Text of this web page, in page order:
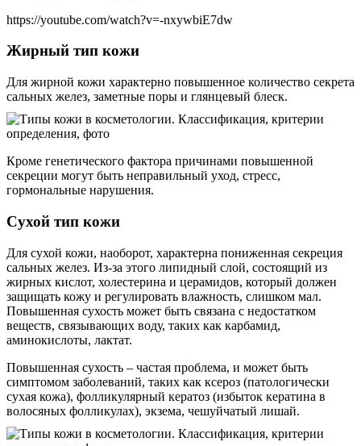
https://youtube.com/watch?v=-nxywbiE7dw
Жирный тип кожи
Для жирной кожи характерно повышенное количество секрета
сальных желез, заметные поры и глянцевый блеск.
Кроме генетического фактора причинами повышенной
секреции могут быть неправильный уход, стресс,
гормональные нарушения.
Сухой тип кожи
Для сухой кожи, наоборот, характерна пониженная секреция
сальных желез. Из-за этого липидный слой, состоящий из
жирных кислот, холестерина и церамидов, который должен
защищать кожу и регулировать влажность, слишком мал.
Повышенная сухость может быть связана с недостатком
веществ, связывающих воду, таких как карбамид,
аминокислоты, лактат.
Повышенная сухость – частая проблема, и может быть
симптомом заболеваний, таких как ксероз (патологически
сухая кожа), фолликулярный кератоз (избыток кератина в
волосяных фолликулах), экзема, чешуйчатый лишай.